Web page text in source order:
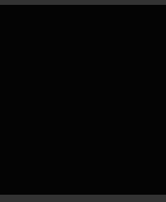
(נפתח בחלון חדש)
שלנו (נפתח בחלון